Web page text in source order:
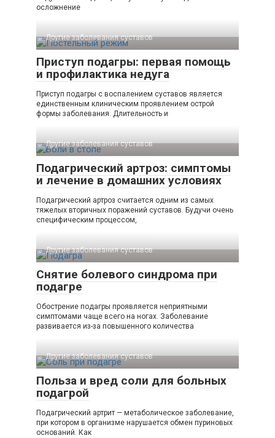
осложнение
Другие заболевания суставов
Приступ подагры: первая помощь
и профилактика недуга
Приступ подагры с воспалением суставов является
единственным клиническим проявлением острой
формы заболевания. Длительность и
Другие заболевания суставов
Подагрический артроз: симптомы
и лечение в домашних условиях
Подагрический артроз считается одним из самых
тяжелых вторичных поражений суставов. Будучи очень
специфическим процессом,
Другие заболевания суставов
Снятие болевого синдрома при
подагре
Обострение подагры проявляется неприятными
симптомами чаще всего на ногах. Заболевание
развивается из-за повышенного количества
Другие заболевания суставов
Польза и вред соли для больных
подагрой
Подагрический артрит — метаболическое заболевание,
при котором в организме нарушается обмен пуриновых
оснований. Как